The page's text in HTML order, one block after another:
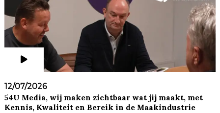
12/07/2026
54U Media, wij maken zichtbaar wat jij maakt, met
Kennis, Kwaliteit en Bereik in de Maakindustrie